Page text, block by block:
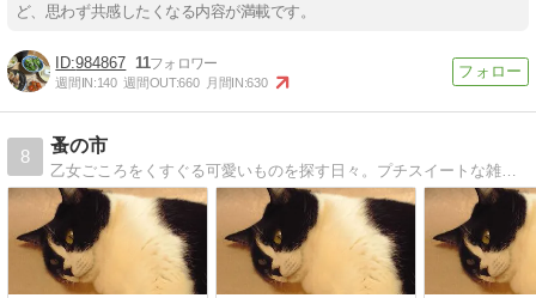
ど、思わず共感したくなる内容が満載です。
984867 11
週間IN:140 週間OUT:660 月間IN:630
8
蚤の市
乙女ごころをくすぐる可愛いものを探す日々。プチスイートな雑貨とナチュラル服と素敵な人、かわいい壁紙リンクなど。